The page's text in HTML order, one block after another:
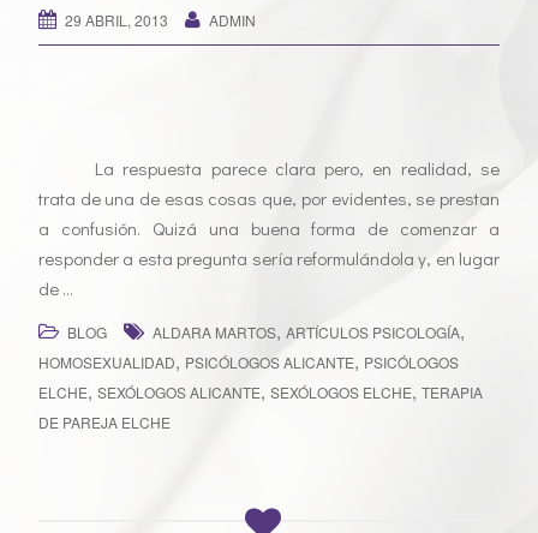
29 ABRIL, 2013 ADMIN
La respuesta parece clara pero, en realidad, se
trata de una de esas cosas que, por evidentes, se prestan
a confusión. Quizá una buena forma de comenzar a
responder a esta pregunta sería reformulándola y, en lugar
de …
BLOG ALDARA MARTOS, ARTÍCULOS PSICOLOGÍA,
HOMOSEXUALIDAD, PSICÓLOGOS ALICANTE, PSICÓLOGOS
ELCHE, SEXÓLOGOS ALICANTE, SEXÓLOGOS ELCHE, TERAPIA
DE PAREJA ELCHE